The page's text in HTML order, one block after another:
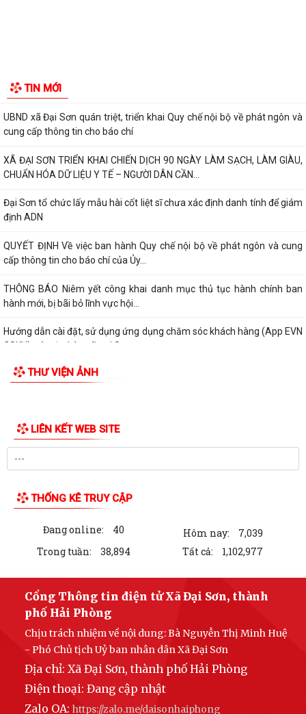
TIN MỚI
(đợt 1)
UBND xã Đại Sơn quán triệt, triển khai Quy chế nội bộ về phát ngôn và
cung cấp thông tin cho báo chí
XÃ ĐẠI SƠN TRIỂN KHAI CHIẾN DỊCH 90 NGÀY LÀM SẠCH, LÀM GIÀU,
CHUẨN HÓA DỮ LIỆU Y TẾ – NGƯỜI DÂN CẦN...
Đại Sơn tổ chức lấy mẫu hài cốt liệt sĩ chưa xác định danh tính để giám
định ADN
QUYẾT ĐỊNH Về việc ban hành Quy chế nội bộ về phát ngôn và cung
cấp thông tin cho báo chí của Ủy...
THÔNG BÁO Niêm yết công khai danh mục thủ tục hành chính ban
hành mới, bị bãi bỏ lĩnh vực hội...
Hướng dẫn cài đặt, sử dụng ứng dụng chăm sóc khách hàng (App EVN
CSKH) trên địa bàn xã Đại Sơn
Đại Sơn quyết liệt giải tỏa hành lang an toàn giao thông và chấm dứt
dân bảo vệ an ninh Tổ quốc” và các...
Tạo nguồn phát triển đảng viên – Nhiệm vụ trọng tâm của Đảng bộ xã
Đại Sơn tổ chức lễ tâm linh, động thổ phục vụ lấy mẫu hài cốt liệt sĩ
UBND xã Đại Sơn triển khai Kế hoạch giám sát và xử lý dịch, ổ dịch, chủ
động bảo vệ sức khỏe Nhân...
UBND xã Đại Sơn triển khai kế hoạch bảo đảm an toàn thực phẩm,
phòng chống ngộ độc thực phẩm trong...
Tăng cường công tác truyền thông phòng, chống bệnh dại năm 2026
tại Nhật Bản đợt II năm 2026
Tăng cường phát hiện bệnh lao gắn với khám sức khỏe định kỳ cho
THƯ VIỆN ẢNH
LIÊN KẾT WEB SITE
THỐNG KÊ TRUY CẬP